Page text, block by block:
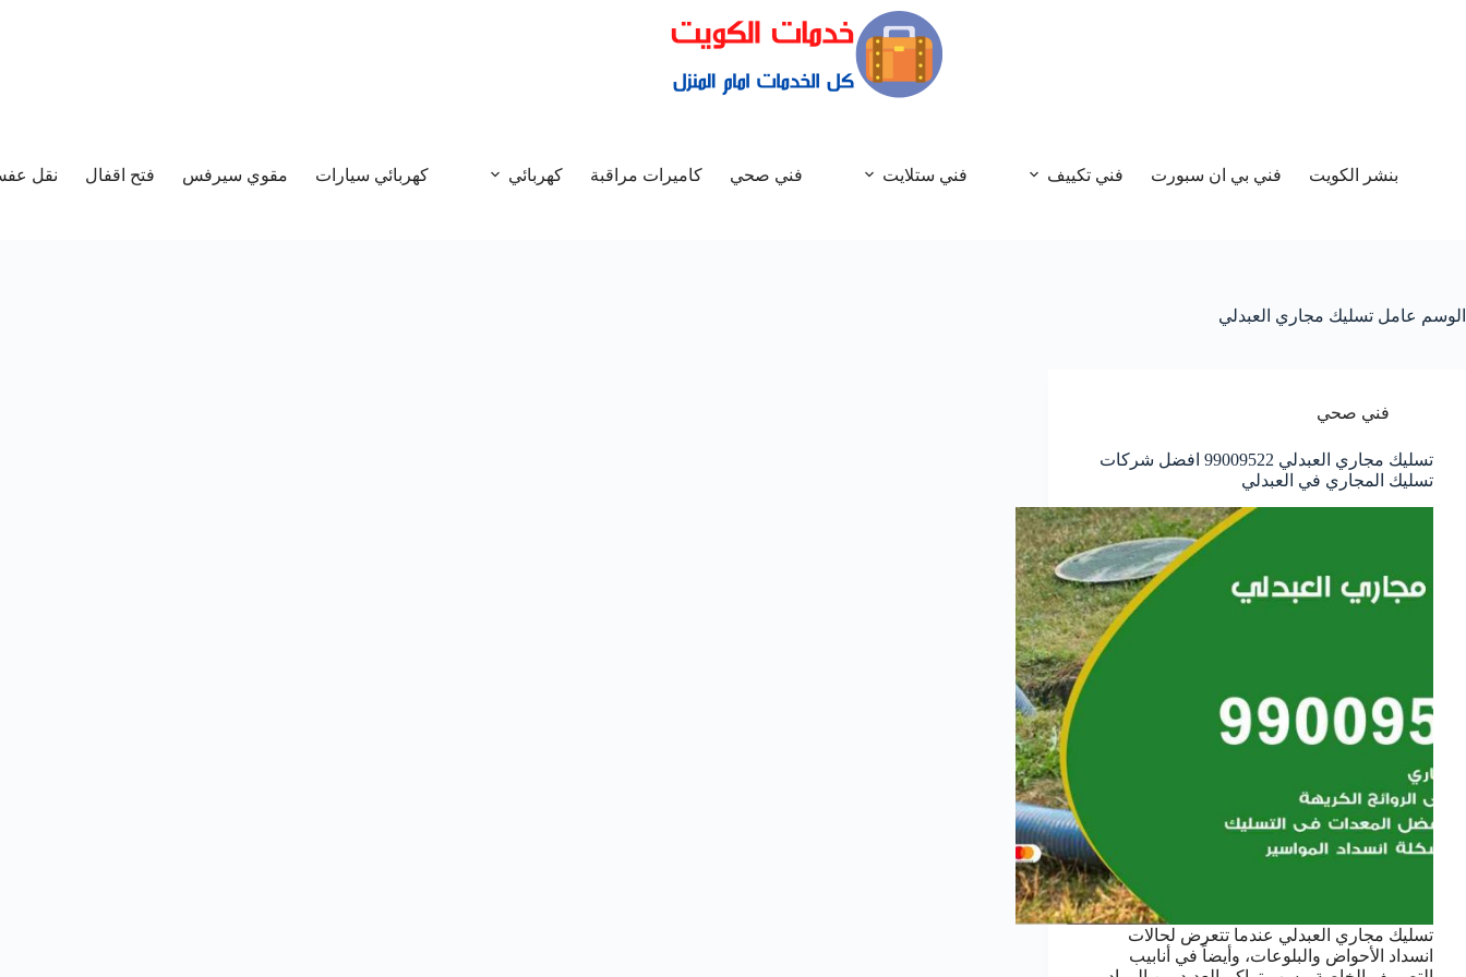
بنشر الكويت فني بي ان سبورت فني تكييف فني ستلايت فني صحي كاميرات مراقبة كهربائي كهربائي سيارات مقوي سيرفس فتح اقفال نقل
الوسم عامل تسليك مجاري العبدلي
فني صحي
تسليك مجاري العبدلي 99009522 افضل شركات
تسليك المجاري في العبدلي
تسليك مجاري العبدلي عندما تتعرض لحالات
انسداد الأحواض والبلوعات، وأيضاً في أنابيب